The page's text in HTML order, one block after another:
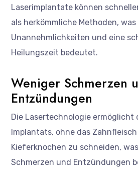
Laserimplantate können
als herkömmliche Methoden,
Unannehmlichkeiten und eine
Heilungszeit bedeutet.
Weniger Schmerzen
Entzündungen
Die Lasertechnologie ermöglicht
Implantats, ohne das
Kieferknochen zu schneiden,
Schmerzen und Entzündungen